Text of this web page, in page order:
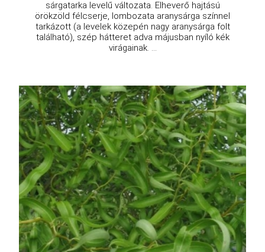
Illumination kis meténg
Vinca minor 'Illumination'
Eredeti ár
5 110 Ft
Online ár
3 950 Ft
Kosárba